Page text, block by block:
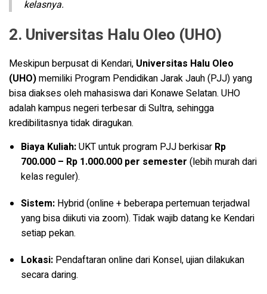
kelasnya.
2. Universitas Halu Oleo (UHO)
Meskipun berpusat di Kendari, Universitas Halu Oleo
(UHO)memiliki Program Pendidikan Jarak Jauh (PJJ) yang
bisa diakses oleh mahasiswa dari Konawe Selatan. UHO
adalah kampus negeri terbesar di Sultra, sehingga
kredibilitasnya tidak diragukan.
Biaya Kuliah:UKT untuk program PJJ berkisar Rp
700.000 – Rp 1.000.000 per semester (lebih murah dari
kelas reguler).
Sistem: Hybrid (online + beberapa pertemuan terjadwal
yang bisa diikuti via zoom). Tidak wajib datang ke Kendari
setiap pekan.
Lokasi: Pendaftaran online dari Konsel, ujian dilakukan
secara daring.